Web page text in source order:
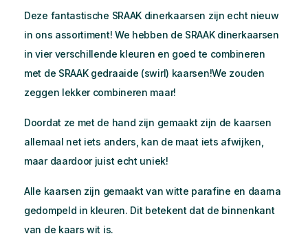
Deze fantastische SRAAK dinerkaarsen zijn echt nieuw
in ons assortiment! We hebben de SRAAK dinerkaarsen
in vier verschillende kleuren en goed te combineren
met de SRAAK gedraaide (swirl) kaarsen!We zouden
zeggen lekker combineren maar!
Doordat ze met de hand zijn gemaakt zijn de kaarsen
allemaal net iets anders, kan de maat iets afwijken,
maar daardoor juist echt uniek!
Alle kaarsen zijn gemaakt van witte parafine en daarna
gedompeld in kleuren. Dit betekent dat de binnenkant
van de kaars wit is.